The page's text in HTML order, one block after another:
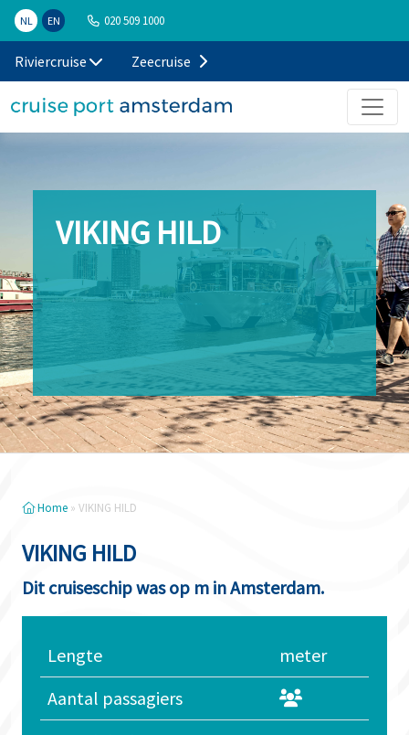
NL EN 020 509 1000
Riviercruise Zeecruise
VIKING HILD
Home » VIKING HILD
VIKING HILD
Dit cruiseschip was op m in Amsterdam.
Lengte
meter
Aantal passagiers